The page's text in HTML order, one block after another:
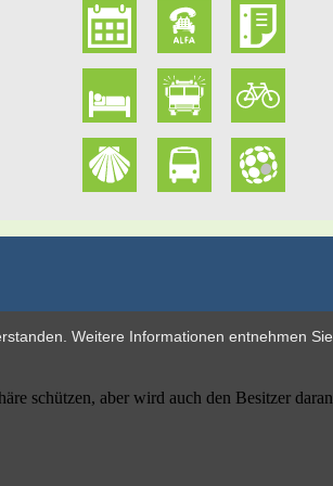
Weitere Informationen entnehmen Sie